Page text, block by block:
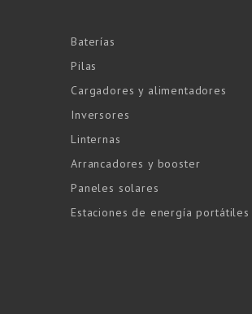
Baterías
Pilas
Cargadores y alimentadores
Inversores
Linternas
Arrancadores y booster
Paneles solares
Estaciones de energía portátiles